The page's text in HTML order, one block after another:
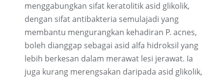
menggabungkan sifat keratolitik asid glikolik,
dengan sifat antibakteria semulajadi yang
membantu mengurangkan kehadiran P. acnes,
boleh dianggap sebagai asid alfa hidroksil yang
lebih berkesan dalam merawat lesi jerawat. Ia
juga kurang merengsakan daripada asid glikolik,